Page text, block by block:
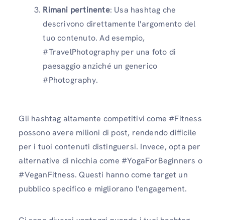
Rimani pertinente: Usa hashtag che
descrivono direttamente l'argomento del
tuo contenuto. Ad esempio,
#TravelPhotography per una foto di
paesaggio anziché un generico
#Photography.
Gli hashtag altamente competitivi come #Fitness
possono avere milioni di post, rendendo difficile
per i tuoi contenuti distinguersi. Invece, opta per
alternative di nicchia come #YogaForBeginners o
#VeganFitness. Questi hanno come target un
pubblico specifico e migliorano l'engagement.